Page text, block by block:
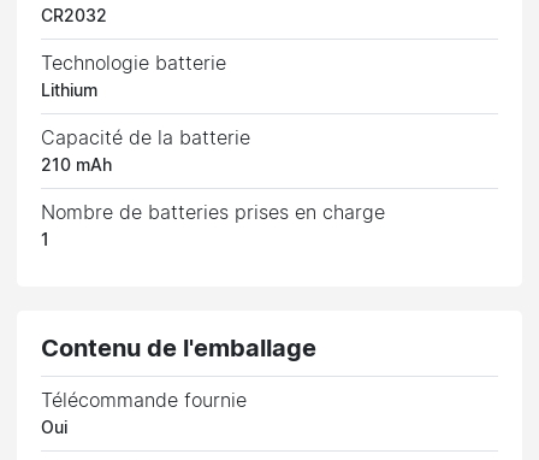
CR2032
Technologie batterie
Lithium
Capacité de la batterie
210 mAh
Nombre de batteries prises en charge
1
Contenu de l'emballage
Télécommande fournie
Oui